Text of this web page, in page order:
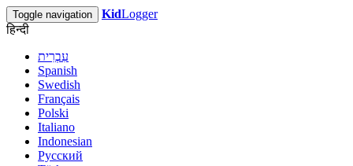
Toggle navigation KidLogger
हिन्दी
עִבְרִית
Spanish
Swedish
Français
Polski
Italiano
Indonesian
Русский